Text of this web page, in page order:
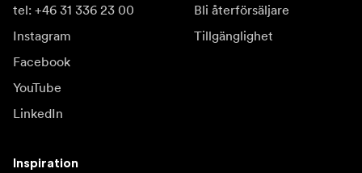
tel: +46 31 336 23 00
Instagram
Facebook
YouTube
LinkedIn
Bli återförsäljare
Tillgänglighet
Inspiration